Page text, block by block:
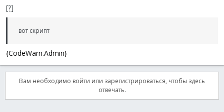
[?]
вот скрипт
{CodeWarn.Admin}
Вам необходимо войти или зарегистрироваться, чтобы здесь
отвечать.